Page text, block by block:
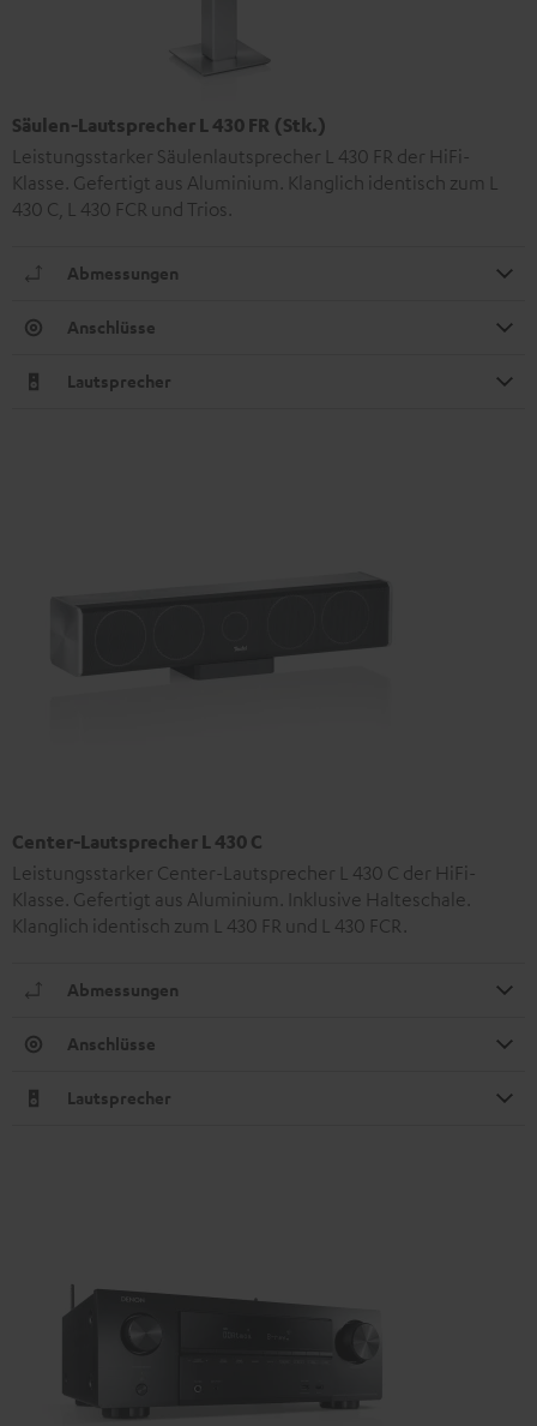
Säulen-Lautsprecher L 430 FR (Stk.)
Leistungsstarker Säulenlautsprecher L 430 FR der HiFi-
Klasse. Gefertigt aus Aluminium. Klanglich identisch zum L
430 C, L 430 FCR und Trios.
Abmessungen
Anschlüsse
Lautsprecher
Center-Lautsprecher L 430 C
Leistungsstarker Center-Lautsprecher L 430 C der HiFi-
Klasse. Gefertigt aus Aluminium. Inklusive Halteschale.
Klanglich identisch zum L 430 FR und L 430 FCR.
Abmessungen
Anschlüsse
Lautsprecher